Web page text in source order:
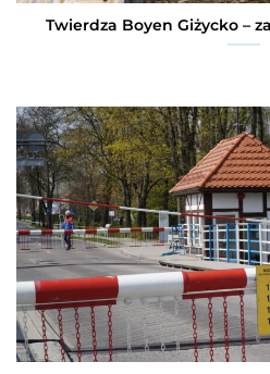
Twierdza Boyen Giżycko –